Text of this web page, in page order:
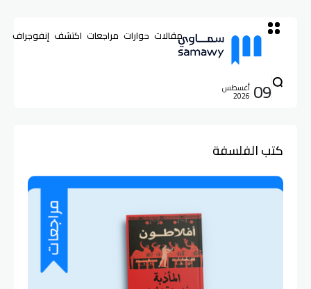
مقالات حوارات مراجعات اكتشف إنفوجراف
09 أغسطس
2026
كتب الفلسفة